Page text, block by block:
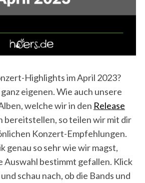
Highlights im April 2023?
eigenen. Wie auch unsere
welche wir in den Release
bereitstellen, so teilen wir mit dir
Konzert-Empfehlungen.
genau so sehr wie wir magst,
Auswahl bestimmt gefallen. Klick
schau nach, ob die Bands und